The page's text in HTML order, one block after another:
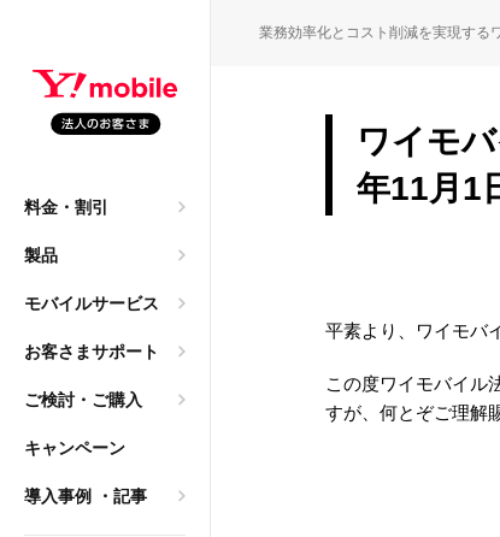
料金・割引
製品
モバイルサービス
お客さまサポート
ご検討・ご購入
キャンペーン
導入事例 ・記事
人携帯へ。レンタ
年？「まだ使える」
換え
業務効率化とコスト削減を実現する
ワイモ
年11月1
平素より、ワイモバ
この度ワイモバイル
すが、何とぞご理解